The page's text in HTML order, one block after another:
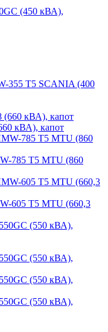
(450 кВА),
355 T5 SCANIA (400
кВА), капот
785 T5 MTU (860
605 T5 MTU (660,3